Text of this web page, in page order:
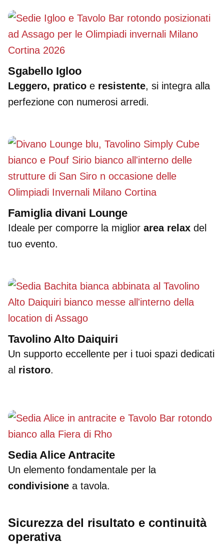
Sgabello Igloo
Leggero, pratico e resistente, si integra alla
perfezione con numerosi arredi.
Famiglia divani Lounge
Ideale per comporre la miglior area relax del
tuo evento.
Tavolino Alto Daiquiri
Un supporto eccellente per i tuoi spazi dedicati
al ristoro.
Sedia Alice Antracite
Un elemento fondamentale per la
condivisione a tavola.
Sicurezza del risultato e continuità
operativa